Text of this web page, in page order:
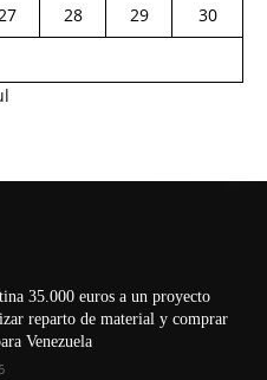
28 29
30
35.000 euros a un proyecto
reparto de material y comprar
Venezuela